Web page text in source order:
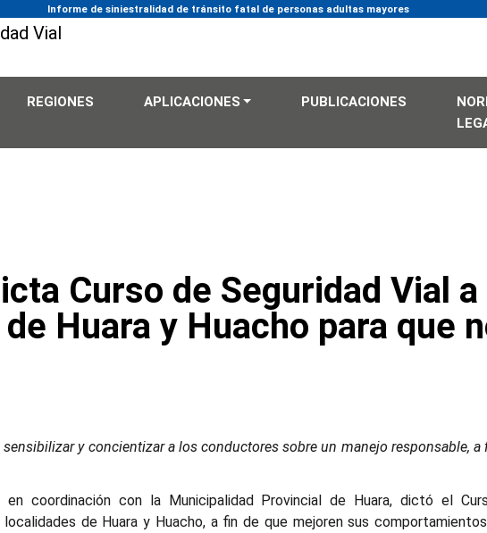
Informe de siniestralidad de tránsito fatal de personas adultas mayores
REGIONES APLICACIONES PUBLICACIONES
Curso de Seguridad Vial a
Huara y Huacho para que
y concientizar a los conductores sobre un manejo responsable,
en coordinación con la Municipalidad Provincial de Huara, dictó el
de Huara y Huacho, a fin de que mejoren sus